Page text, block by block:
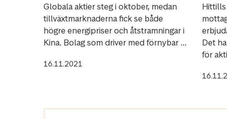
Globala aktier steg i oktober, medan
tillväxtmarknaderna fick se både
högre energipriser och åtstramningar i
Kina. Bolag som driver med förnybar ...
16.11.2021
Hittills
Det
för